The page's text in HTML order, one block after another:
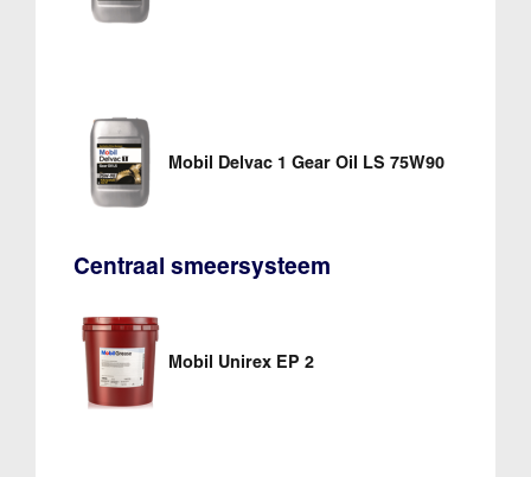
Mobil Delvac 1 Gear Oil LS 75W90
Centraal smeersysteem
Mobil Unirex EP 2